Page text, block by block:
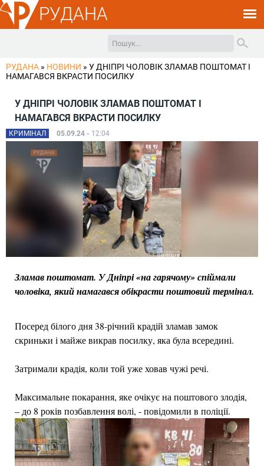
РУДАНА
РУДАНА » НОВИНИ » У ДНІПРІ ЧОЛОВІК ЗЛАМАВ ПОШТОМАТ І
НАМАГАВСЯ ВКРАСТИ ПОСИЛКУ
У ДНІПРІ ЧОЛОВІК ЗЛАМАВ ПОШТОМАТ І
НАМАГАВСЯ ВКРАСТИ ПОСИЛКУ
КРИМІНАЛ 05.09.24 - 12:04
Зламав поштомат. У Дніпрі «на гарячому» спіймали
чоловіка, який намагався обікрасти поштовий термінал.
Посеред білого дня 38-річний крадій зламав замок
скриньки і майже викрав посилку, яка була всередині.
Затримали крадія, коли той уже ховав чужі речі.
Максимальне покарання, яке очікує на поштового злодія,
– до 8 років позбавлення волі, - повідомили в поліції.